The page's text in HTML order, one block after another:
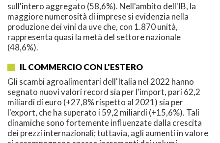
sull'intero aggregato (58,6%). Nell'ambito dell'IB, la
maggiore numerosità di imprese si evidenzia nella
produzione dei vini da uve che, con 1.870 unità,
rappresenta quasi la metà del settore nazionale
(48,6%).
IL COMMERCIO CON L'ESTERO
Gli scambi agroalimentari dell'Italia nel 2022 hanno
segnato nuovi valori record sia per l'import, pari 62,2
miliardi di euro (+27,8% rispetto al 2021) sia per
l'export, che ha superato i 59,2 miliardi (+15,6%). Tali
dinamiche sono fortemente influenzate dalla crescita
dei prezzi internazionali; tuttavia, agli aumenti in valore